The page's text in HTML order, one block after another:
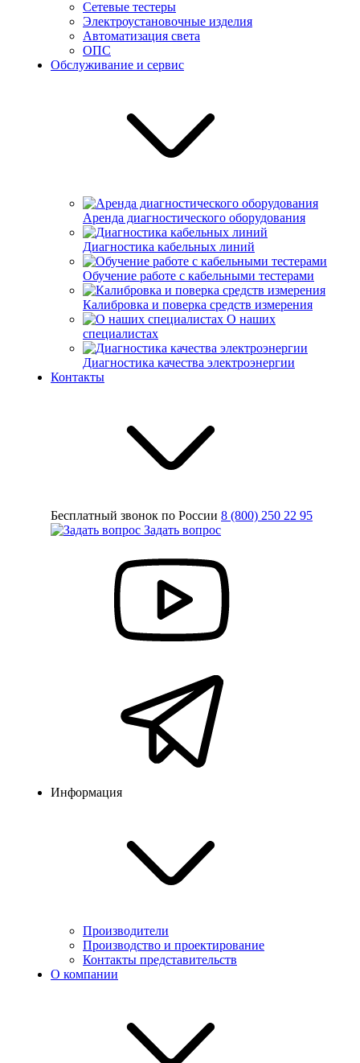
Сетевые тестеры
Электроустановочные изделия
Автоматизация света
ОПС
Обслуживание и сервис
Аренда диагностического оборудования
Диагностика кабельных линий
Обучение работе с кабельными тестерами
Калибровка и поверка средств измерения
О наших
специалистах
Диагностика качества электроэнергии
Контакты
Бесплатный звонок по России 8 (800) 250 22 95
Задать вопрос
Информация
Производители
Производство и проектирование
Контакты представительств
О компании